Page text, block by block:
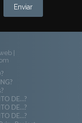
|
DE…?
DE…?
DE…?